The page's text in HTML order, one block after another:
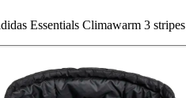
Essentials Climawarm 3 stripes